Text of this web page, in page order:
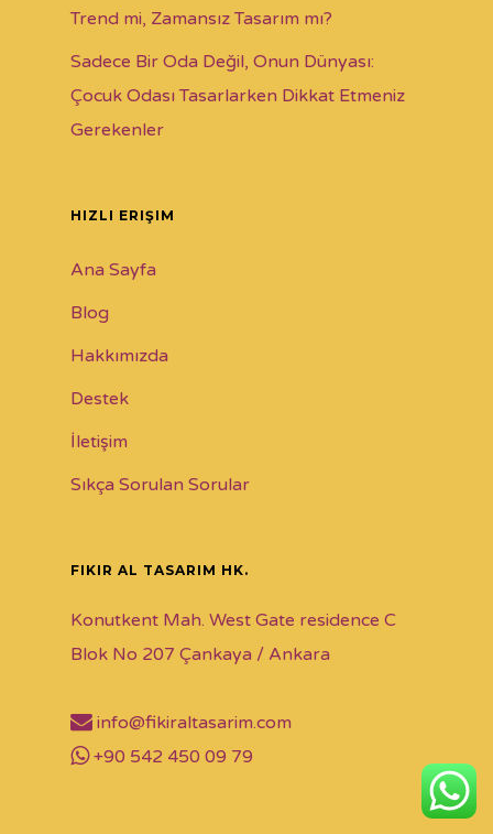
Trend mi, Zamansız Tasarım mı?
Sadece Bir Oda Değil, Onun Dünyası:
Çocuk Odası Tasarlarken Dikkat Etmeniz
Gerekenler
HIZLI ERIŞIM
Ana Sayfa
Blog
Hakkımızda
Destek
İletişim
Sıkça Sorulan Sorular
FIKIR AL TASARIM HK.
Konutkent Mah. West Gate residence C
Blok No 207 Çankaya / Ankara
info@fikiraltasarim.com
+90 542 450 09 79